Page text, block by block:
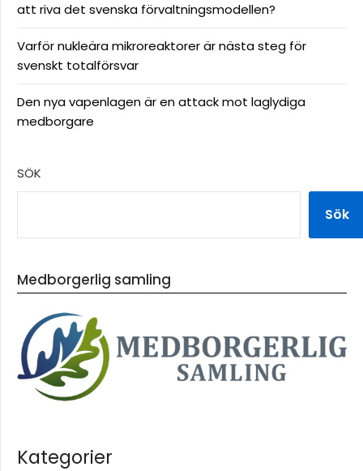
att riva det svenska förvaltningsmodellen?
Varför nukleära mikroreaktorer är nästa steg för
svenskt totalförsvar
Den nya vapenlagen är en attack mot laglydiga
medborgare
SÖK
Sök
Medborgerlig samling
Kategorier